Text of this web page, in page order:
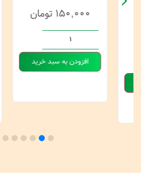
۱۵۰,۰۰۰تومان
افزودن به سبد خرید